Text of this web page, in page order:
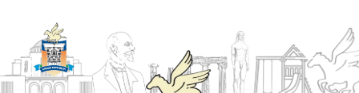
ΔΗΜΟΣ
ΚΟΡΙΝΘΙΩΝ